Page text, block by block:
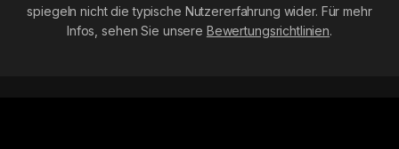
spiegeln nicht die typische Nutzererfahrung wider. Für mehr
Infos, sehen Sie unsere Bewertungsrichtlinien.